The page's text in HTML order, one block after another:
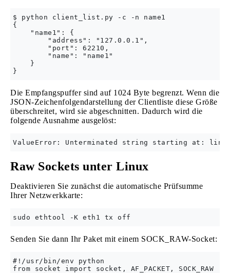
$ python client_list.py -c -n name1
{
    "name1": {
        "address": "127.0.0.1",
        "port": 62210,
        "name": "name1"
    }
Die Empfangspuffer sind auf 1024 Byte begrenzt. Wenn die
JSON-Zeichenfolgendarstellung der Clientliste diese Größe
überschreitet, wird sie abgeschnitten. Dadurch wird die
folgende Ausnahme ausgelöst:
Raw Sockets unter Linux
Deaktivieren Sie zunächst die automatische Prüfsumme
Ihrer Netzwerkkarte:
Senden Sie dann Ihr Paket mit einem SOCK_RAW-Socket:
#!/usr/bin/env python
from socket import socket, AF_PACKET, SOCK_RAW